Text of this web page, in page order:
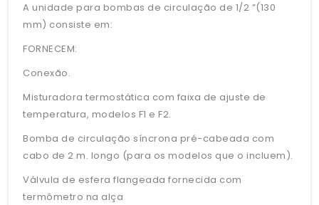
A unidade para bombas de circulação de 1/2 ”(130
mm) consiste em:
FORNECEM:
Conexão.
Misturadora termostática com faixa de ajuste de
temperatura, modelos F1 e F2.
Bomba de circulação síncrona pré-cabeada com
cabo de 2 m. longo (para os modelos que o incluem).
Válvula de esfera flangeada fornecida com
termômetro na alça